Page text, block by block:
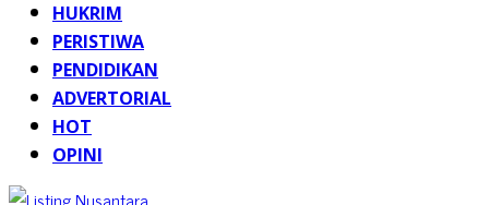
HUKRIM
PERISTIWA
PENDIDIKAN
ADVERTORIAL
HOT
OPINI